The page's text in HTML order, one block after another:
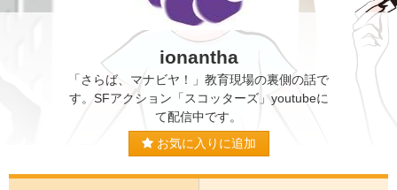
ionantha
「さらば、マナビヤ！」教育現場の裏側の話で
す。SFアクション「スコッターズ」youtubeに
て配信中です。
お気に入りに追加